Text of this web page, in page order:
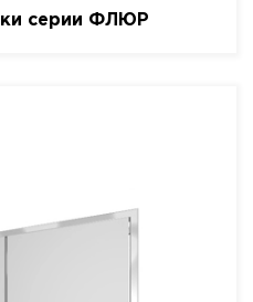
серии ФЛЮР